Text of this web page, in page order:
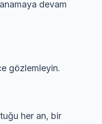
devam
gözlemleyin.
her an, bir